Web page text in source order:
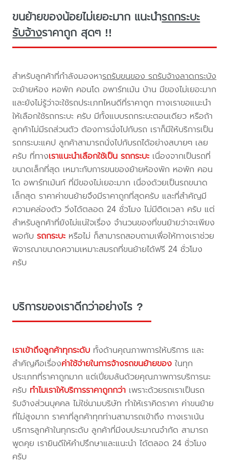
ขนย้ายของน้อยไม่เยอะมาก แนะนำรถกระบะ
รับจ้างราคาถูก สุดๆ !!
สำหรับลูกค้าที่กำลังมองหารถรับขนของ รถรับจ้างลาดกระบัง
จะย้ายห้อง หอพัก คอนโด อพาร์ทเม้น บ้าน มีของไม่เยอะมาก
และยังไม่รู้ว่าจะใช้รถประเภทไหนดีที่ราคาถูก ทางเราขอแนะนำ
ให้เลือกใช้รถกระบะ ครับ มีทั้งแบบรถกระบะตอนเดียว หรือถ้า
ลูกค้าไม่มีรถส่วนตัว ต้องการนั่งไปกับรถ เราก็มีให้บริการเป็น
รถกระบะแคป ลูกค้าสามารถนั่งไปกับรถได้อย่างสบายๆ เลย
ครับ ที่ทางเราแนะนำเลือกใช้เป็น รถกระบะ เนื่องจากเป็นรถที่
ขนาดเล็กที่สุด เหมาะกับการขนของย้ายห้องพัก หอพัก คอน
โด อพาร์ทเม้นท์ ที่มีของไม่เยอะมาก เนื่องด้วยเป็นรถขนาด
เล็กสุด ราคาค่าขนย้ายจึงมีราคาถูกที่สุดครับ และที่สำคัญมี
ความคล่องตัว วิ่งได้ตลอด 24 ชั่วโมง ไม่มีติดเวลา ครับ แต่
สำหรับลูกค้าที่ยังไม่แน่ใจเรื่อง จำนวนของที่ขนย้ายว่าจะเพียง
พอกับรถกระบะ หรือไม่ ก็สามารถสอบถามเพื่อให้ทางเราช่วย
พิจารณาขนาดความเหมาะสมรถที่ขนย้ายได้ฟรี 24 ชั่วโมง
ครับ
บริการของเราดีกว่าอย่างไร ?
เราเข้าถึงลูกค้าทุกระดับ ทั้งด้านคุณภาพการให้บริการ และ
สำคัญคือเรื่องค่าใช้จ่ายในการจ้างรถขนย้ายของ ในทุก
ประเภทที่ราคาถูกมาก แต่เปี่ยมล้นด้วยคุณภาพการบริการนะ
ครับ ทำไมเราให้บริการราคาถูกกว่า เพราะด้วยรถเราเป็นรถ
รับจ้างส่วนบุคคล ไม่ใช่นามบริษัท ทำให้เราคิดราคา ค่าขนย้าย
ที่ไม่สูงมาก ราคาที่ลูกค้าทุกท่านสามารถเข้าถึง ทางเราเน้น
บริการลูกค้าในทุกระดับ ลูกค้าที่มีงบประมาณจำกัด สามารถ
พูดคุย เรายินดีให้คำปรึกษาและแนะนำ ได้ตลอด 24 ชั่วโมง
ครับ